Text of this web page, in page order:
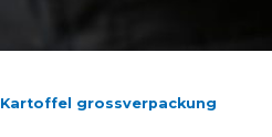
Kartoffel grossverpackung